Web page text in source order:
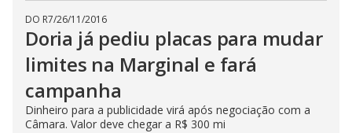
DO R7/26/11/2016
Doria já pediu placas para mudar
limites na Marginal e fará
campanha
Dinheiro para a publicidade virá após negociação com a
Câmara. Valor deve chegar a R$ 300 mi